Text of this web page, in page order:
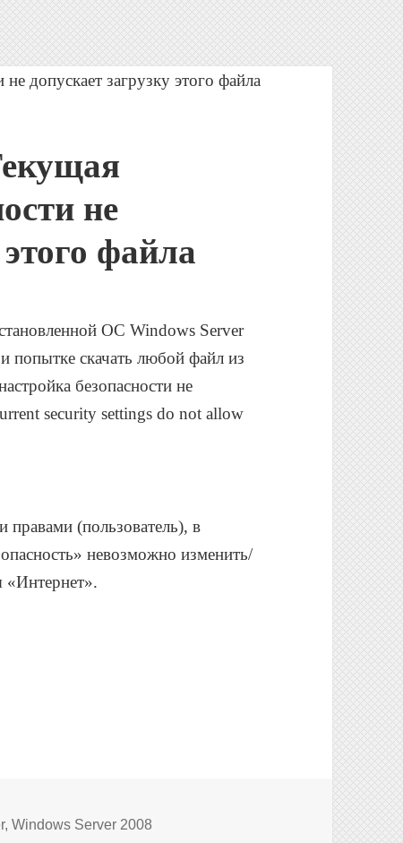
не
файла
ОС Windows Server
попытке скачать любой файл из
безопасности не
security settings do not allow
правами (пользователь), в
невозможно изменить/
«Интернет».
безопасности не допускает загрузку этого
,Windows Server 2008